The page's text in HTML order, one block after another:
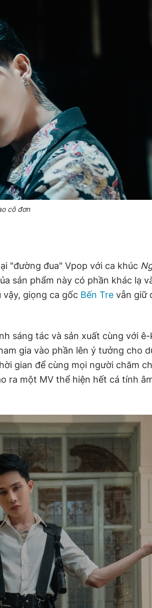
cô đơn
"đường đua" Vpop với ca khúc
sản phẩm này có phần khác lạ
giọng ca gốc Bến Tre vẫn giữ
sáng tác và sản xuất cùng với ê-
gia vào phần lên ý tưởng cho
gian để cùng mọi người chăm
ra một MV thể hiện hết cá tính